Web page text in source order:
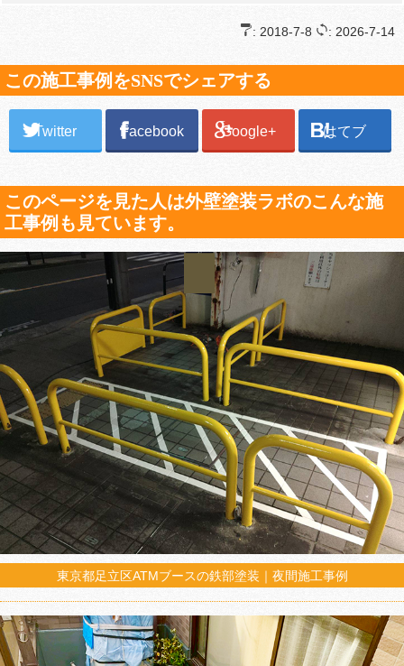
: 2018-7-8 : 2026-7-14
この施工事例をSNSでシェアする
Twitter Facebook Google+ はてブ
このページを見た人は外壁塗装ラボのこんな施
工事例も見ています。
東京都足立区ATMブースの鉄部塗装｜夜間施工事例